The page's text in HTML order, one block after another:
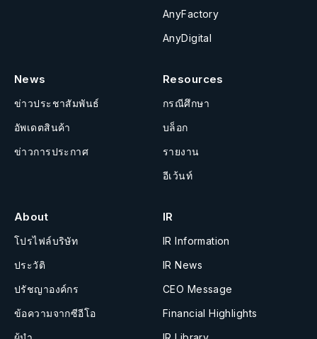
AnyFactory
AnyDigital
News
ข่าวประชาสัมพันธ์
อัพเดตสินค้า
ข่าวการประกาศ
Resources
กรณีศึกษา
บล็อก
รายงาน
อีเว้นท์
About
โปรไฟล์บริษัท
ประวัติ
ปรัชญาองค์กร
ข้อความจากซีอีโอ
IR
IR Information
IR News
CEO Message
Financial Highlights